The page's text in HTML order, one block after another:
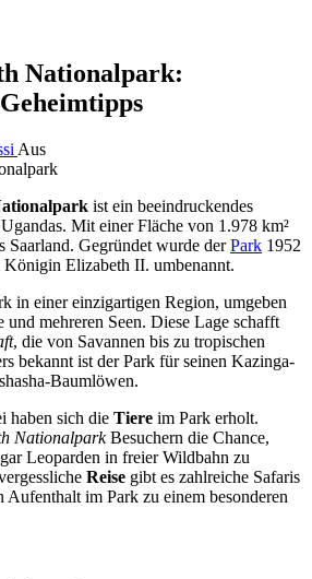
Nationalpark:
Aus
ist ein beeindruckendes
Mit einer Fläche von 1.978 km²
Saarland. Gegründet wurde derPark 1952
Königin Elizabeth II. umbenannt.
in einer einzigartigen Region, umgeben
mehreren Seen. Diese Lage schafft
, die von Savannen bis zu tropischen
bekannt ist der Park für seinen Kazinga-
Baumlöwen.
haben sich die Tiere im Park erholt.
NationalparkBesuchern die Chance,
Leoparden in freier Wildbahn zu
Reise gibt es zahlreiche Safaris
im Park zu einem besonderen